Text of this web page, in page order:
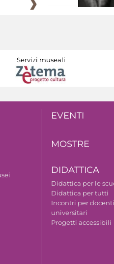
Servizi museali
EVENTI
MOSTRE
DIDATTICA
Didattica per le
Didattica per tutti
Incontri per
universitari
Progetti accessibili